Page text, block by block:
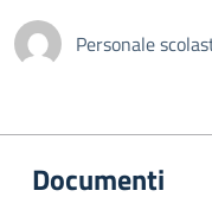
Personale
Documenti